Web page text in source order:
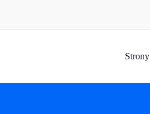
Strony